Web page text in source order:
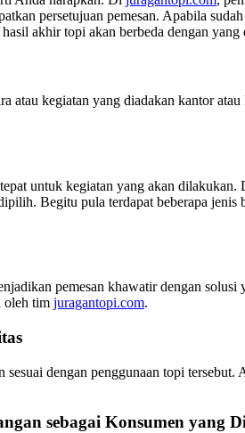
persetujuan pemesan. Apabila
akhir topi akan berbeda dengan yang
atau kegiatan yang diadakan kantor
untuk kegiatan yang akan dilakukan.
Begitu pula terdapat beberapa
pemesan khawatir dengan solusi
oleh tim juragantopi.com.
dengan penggunaan topi
sebagai Konsumen yang